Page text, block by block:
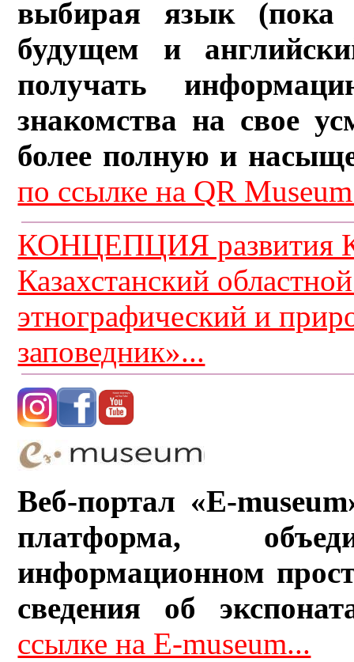
выбирая язык (пока
будущем и
получать
знакомства на свое
более полную и
по ссылке на QR
КОНЦЕПЦИЯ развития
Казахстанский
этнографический и
заповедник»...
Веб-портал «E-
платформа,
информационном
сведения об
ссылке на E-museum...